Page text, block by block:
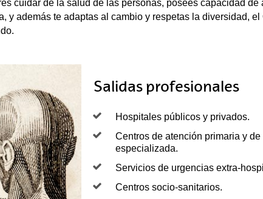
cuidar de la salud de las personas, posees capacidad de
y además te adaptas al cambio y respetas la diversidad, el
Salidas profesionales
Hospitales públicos y privados.
Centros de atención primaria y de
especializada.
Servicios de urgencias extra-
Centros socio-sanitarios.